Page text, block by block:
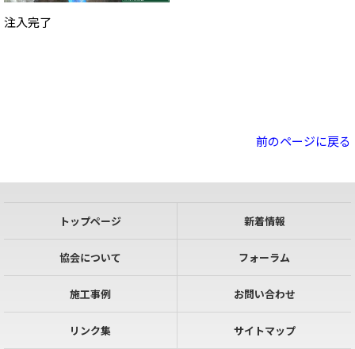
注入完了
前のページに戻る
トップページ 新着情報
協会について フォーラム
施工事例 お問い合わせ
リンク集 サイトマップ